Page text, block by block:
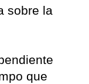
sobre la
que